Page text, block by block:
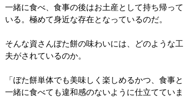
一緒に食べ、食事の後はお土産として持ち帰って
いる。極めて身近な存在となっているのだ。
そんな資さんぼた餅の味わいには、どのような工
夫がされているのか。
「ぼた餅単体でも美味しく楽しめるかつ、食事と
一緒に食べても違和感のないように仕立てていま